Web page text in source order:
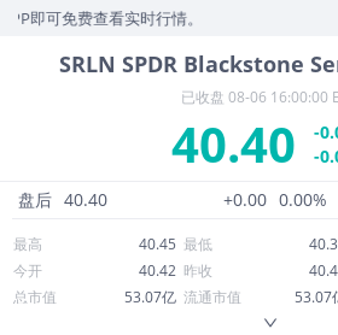
可免费查看实时行情。
SRLN SPDR Blackstone
已收盘 08-06 16:00:00
40.40
-
-
盘后 40.40 +0.00 0.00%
最高 40.45 最低
今开
40.42 昨收
总市值
53.07亿 流通市值 53.07